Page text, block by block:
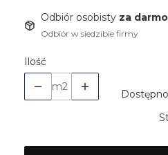
Odbiór osobisty za darmo
Odbiór w siedzibie firmy
Ilość
m2